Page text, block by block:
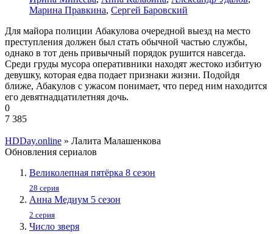
Марина Правкина, Сергей Баровский
Для майора полиции Абакулова очередной выезд на место
преступления должен был стать обычной частью службы,
однако в тот день привычный порядок рушится навсегда.
Среди груды мусора оперативники находят жестоко избитую
девушку, которая едва подает признаки жизни. Подойдя
ближе, Абакулов с ужасом понимает, что перед ним находится
его девятнадцатилетняя дочь.
0
7 385
HDDay.online » Лалита Малашенкова
Обновления сериалов
Великолепная пятёрка 8 сезон
28 серия
Анна Медиум 5 сезон
2 серия
Число зверя